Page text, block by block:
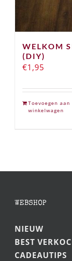
WELKOM
(DIY)
€1,95
Toevoegen aan
winkelwagen
WEBSHOP
NIEUW
BEST
CADEAUTIPS